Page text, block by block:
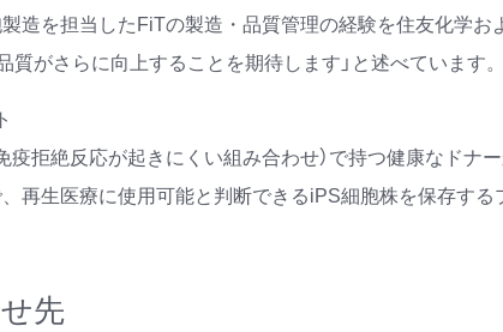
造を担当したFiTの製造・品質管理の経験を住友化学お
がさらに向上することを期待します」と述べています。
疫拒絶反応が起きにくい組み合わせ）で持つ健康なドナ
再生医療に使用可能と判断できるiPS細胞株を保存する
先